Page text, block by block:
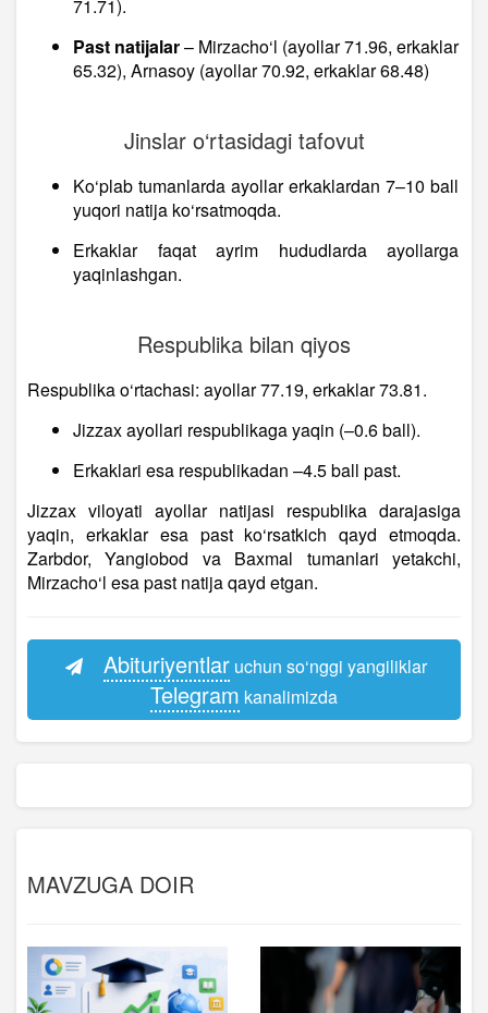
71.71).
Past natijalar– Mirzacho‘l (ayollar 71.96, erkaklar
65.32), Arnasoy (ayollar 70.92, erkaklar 68.48)
Jinslar o‘rtasidagi tafovut
Ko‘plab tumanlarda ayollar erkaklardan 7–10 ball
yuqori natija ko‘rsatmoqda.
Erkaklar faqat ayrim hududlarda ayollarga
yaqinlashgan.
Respublika bilan qiyos
Respublika o‘rtachasi: ayollar 77.19, erkaklar 73.81.
Jizzax ayollari respublikaga yaqin (–0.6 ball).
Erkaklari esa respublikadan –4.5 ball past.
Jizzax viloyati ayollar natijasi respublika darajasiga
yaqin, erkaklar esa past ko‘rsatkich qayd etmoqda.
Zarbdor, Yangiobod va Baxmal tumanlari yetakchi,
Mirzacho‘l esa past natija qayd etgan.
Abituriyentlaruchun so‘nggi yangiliklar
Telegram kanalimizda
MAVZUGA DOIR